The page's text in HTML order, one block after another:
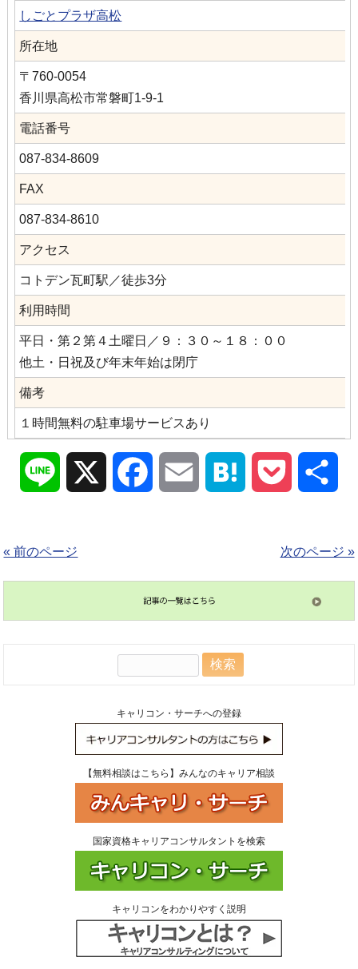
しごとプラザ高松
所在地
〒760-0054
香川県高松市常磐町1-9-1
電話番号
087-834-8609
FAX
087-834-8610
アクセス
コトデン瓦町駅／徒歩3分
利用時間
平日・第２第４土曜日／９：３０～１８：００
他土・日祝及び年末年始は閉庁
備考
１時間無料の駐車場サービスあり
Line Facebook Email Hatena Pocket
« 前のページ 次のページ »
キャリコン・サーチへの登録
【無料相談はこちら】みんなのキャリア相談
国家資格キャリアコンサルタントを検索
キャリコンをわかりやすく説明